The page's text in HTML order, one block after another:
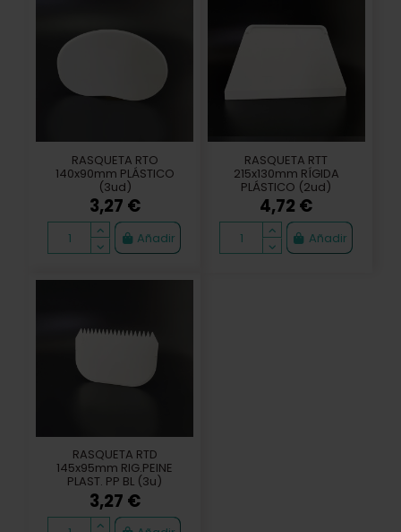
RASQUETA RTO
140x90mm PLÁSTICO
(3ud)
3,27 €
Añadir
RASQUETA RTT
215x130mm RÍGIDA
PLÁSTICO (2ud)
4,72 €
Añadir
RASQUETA RTD
145x95mm RIG.PEINE
PLAST. PP BL (3u)
3,27 €